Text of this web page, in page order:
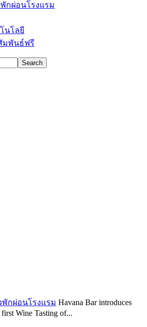
กผ่อนโรงแรม
นโลยี
มพันธ์ฟรี
พักผ่อนโรงแรม Havana Bar introduces
first Wine Tasting of...